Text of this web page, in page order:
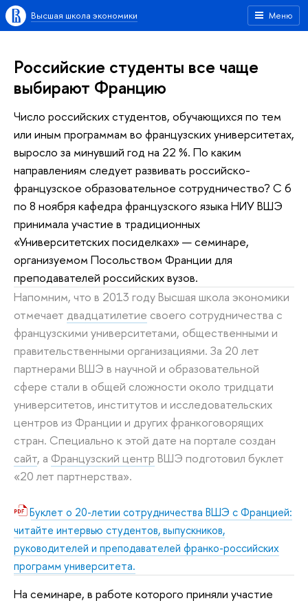
Меню
Высшая школа экономики
Российские студенты все чаще
выбирают Францию
Число российских студентов, обучающихся по тем
или иным программам во французских университетах,
выросло за минувший год на 22 %. По каким
направлениям следует развивать российско-
французское образовательное сотрудничество? С 6
по 8 ноября кафедра французского языка НИУ ВШЭ
принимала участие в традиционных
«Университетских посиделках» — семинаре,
организуемом Посольством Франции для
преподавателей российских вузов.
Напомним, что в 2013 году Высшая школа экономики
отмечает двадцатилетие своего сотрудничества с
французскими университетами, общественными и
правительственными организациями. За 20 лет
партнерами ВШЭ в научной и образовательной
сфере стали в общей сложности около тридцати
университетов, институтов и исследовательских
центров из Франции и других франкоговорящих
стран. Специально к этой дате на портале создан
сайт, а Французский центр ВШЭ подготовил буклет
«20 лет партнерства».
Буклет о 20-летии сотрудничества ВШЭ с Францией:
читайте интервью студентов, выпускников,
руководителей и преподавателей франко-российских
программ университета.
На семинаре, в работе которого приняли участие